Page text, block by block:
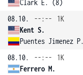
Clark E. (8)
08.10.
--:--
1K
Kent S.
Puentes Jimenez P.
08.10.
--:--
1K
Ferrero M.